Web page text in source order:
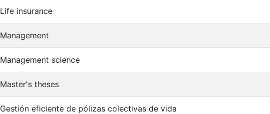
Life insurance
Management
Management science
Master's theses
Gestión eficiente de pólizas colectivas de vida